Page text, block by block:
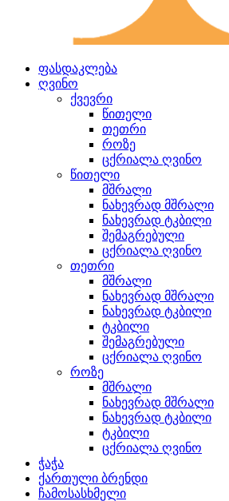
ფასდაკლება
ღვინო
ქვევრი
წითელი
თეთრი
როზე
ცქრიალა ღვინო
წითელი
მშრალი
ნახევრად მშრალი
ნახევრად ტკბილი
შემაგრებული
ცქრიალა ღვინო
თეთრი
მშრალი
ნახევრად მშრალი
ნახევრად ტკბილი
ტკბილი
შემაგრებული
ცქრიალა ღვინო
როზე
მშრალი
ნახევრად მშრალი
ნახევრად ტკბილი
ტკბილი
ცქრიალა ღვინო
ჭაჭა
ქართული ბრენდი
ჩამოსასხმელი